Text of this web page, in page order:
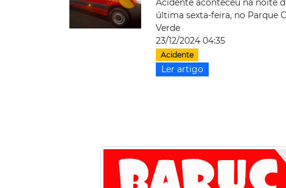
Acidente aconteceu na noite
última sexta-feira, no Parque
Verde
23/12/2024 04:35
Acidente
Ler artigo